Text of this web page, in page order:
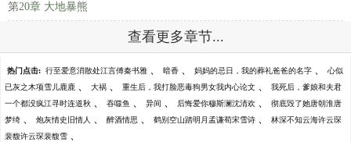
第20章 大地暴熊
查看更多章节...
热门点击: 行至爱意消散处江言傅秦书雅 、 暗香 、 妈妈的忌日，我的葬礼爸爸的名字 、 心似
已灰之木项雪儿鹿鹿 、 大祸 、 重生后，我打脸恶毒狗男女我内心论文 、 我死后，爹娘和夫君
一个都没疯江寻时连道秋 、 吞噬鱼 、 异间 、 后悔爱你穆斯澜沈清欢 、 彻底毁了她唐朝淮唐
梦绮 、 炮灰情史旧情人 、 醉酒情思 、 鹤别空山踏明月孟谦荀宋雪诗 、 林深不知云海许云琛
裴馥许云琛裴馥雪 、